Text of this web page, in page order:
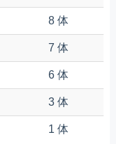
8 体
7 体
6 体
3 体
1 体